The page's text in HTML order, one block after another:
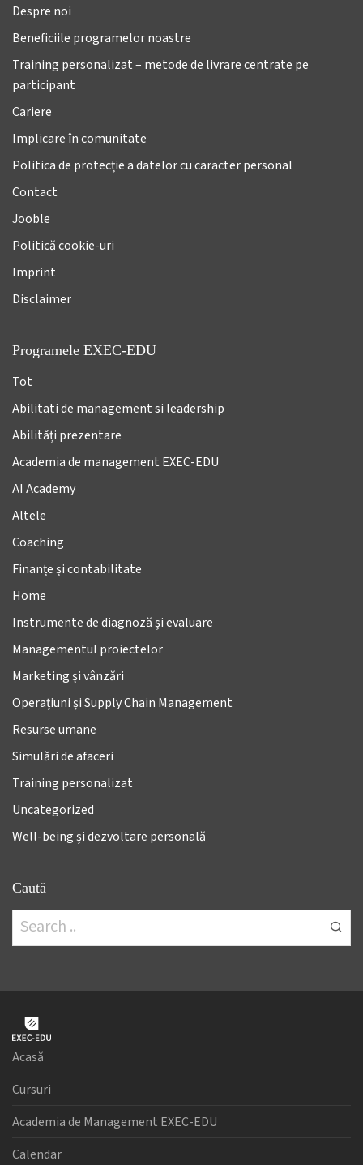
Despre noi
Beneficiile programelor noastre
Training personalizat – metode de livrare centrate pe
participant
Cariere
Implicare în comunitate
Politica de protecție a datelor cu caracter personal
Contact
Jooble
Politică cookie-uri
Imprint
Disclaimer
Programele EXEC-EDU
Tot
Abilitati de management si leadership
Abilități prezentare
Academia de management EXEC-EDU
AI Academy
Altele
Coaching
Finanțe și contabilitate
Home
Instrumente de diagnoză și evaluare
Managementul proiectelor
Marketing și vânzări
Operațiuni și Supply Chain Management
Resurse umane
Simulări de afaceri
Training personalizat
Uncategorized
Well-being și dezvoltare personală
Caută
Acasă
Cursuri
Academia de Management EXEC-EDU
Calendar